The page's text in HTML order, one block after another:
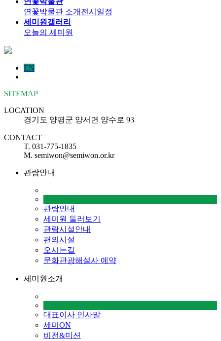
연꽃박물관 소개 전시일정
세미원갤러리
오늘의 세미원
EN
SITEMAP
LOCATION
경기도 양평군 양서면 양수로 93
CONTACT
T. 031-775-1835
M. semiwon@semiwon.or.kr
관람안내
관람안내
세미원 둘러보기
관람시설안내
편의시설
오시는길
문화관광해설사 예약
세미원소개
대표이사 인사말
세미ON
비전&미션